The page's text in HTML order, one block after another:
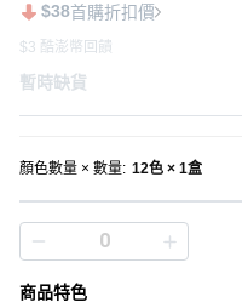
$38首購折扣價
$3 酷澎幣回饋
暫時缺貨
顏色數量 × 數量: 12色 × 1盒
商品特色